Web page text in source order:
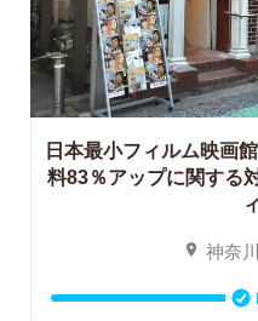
日本最小フィルム映画
料83％アップに関する
神奈